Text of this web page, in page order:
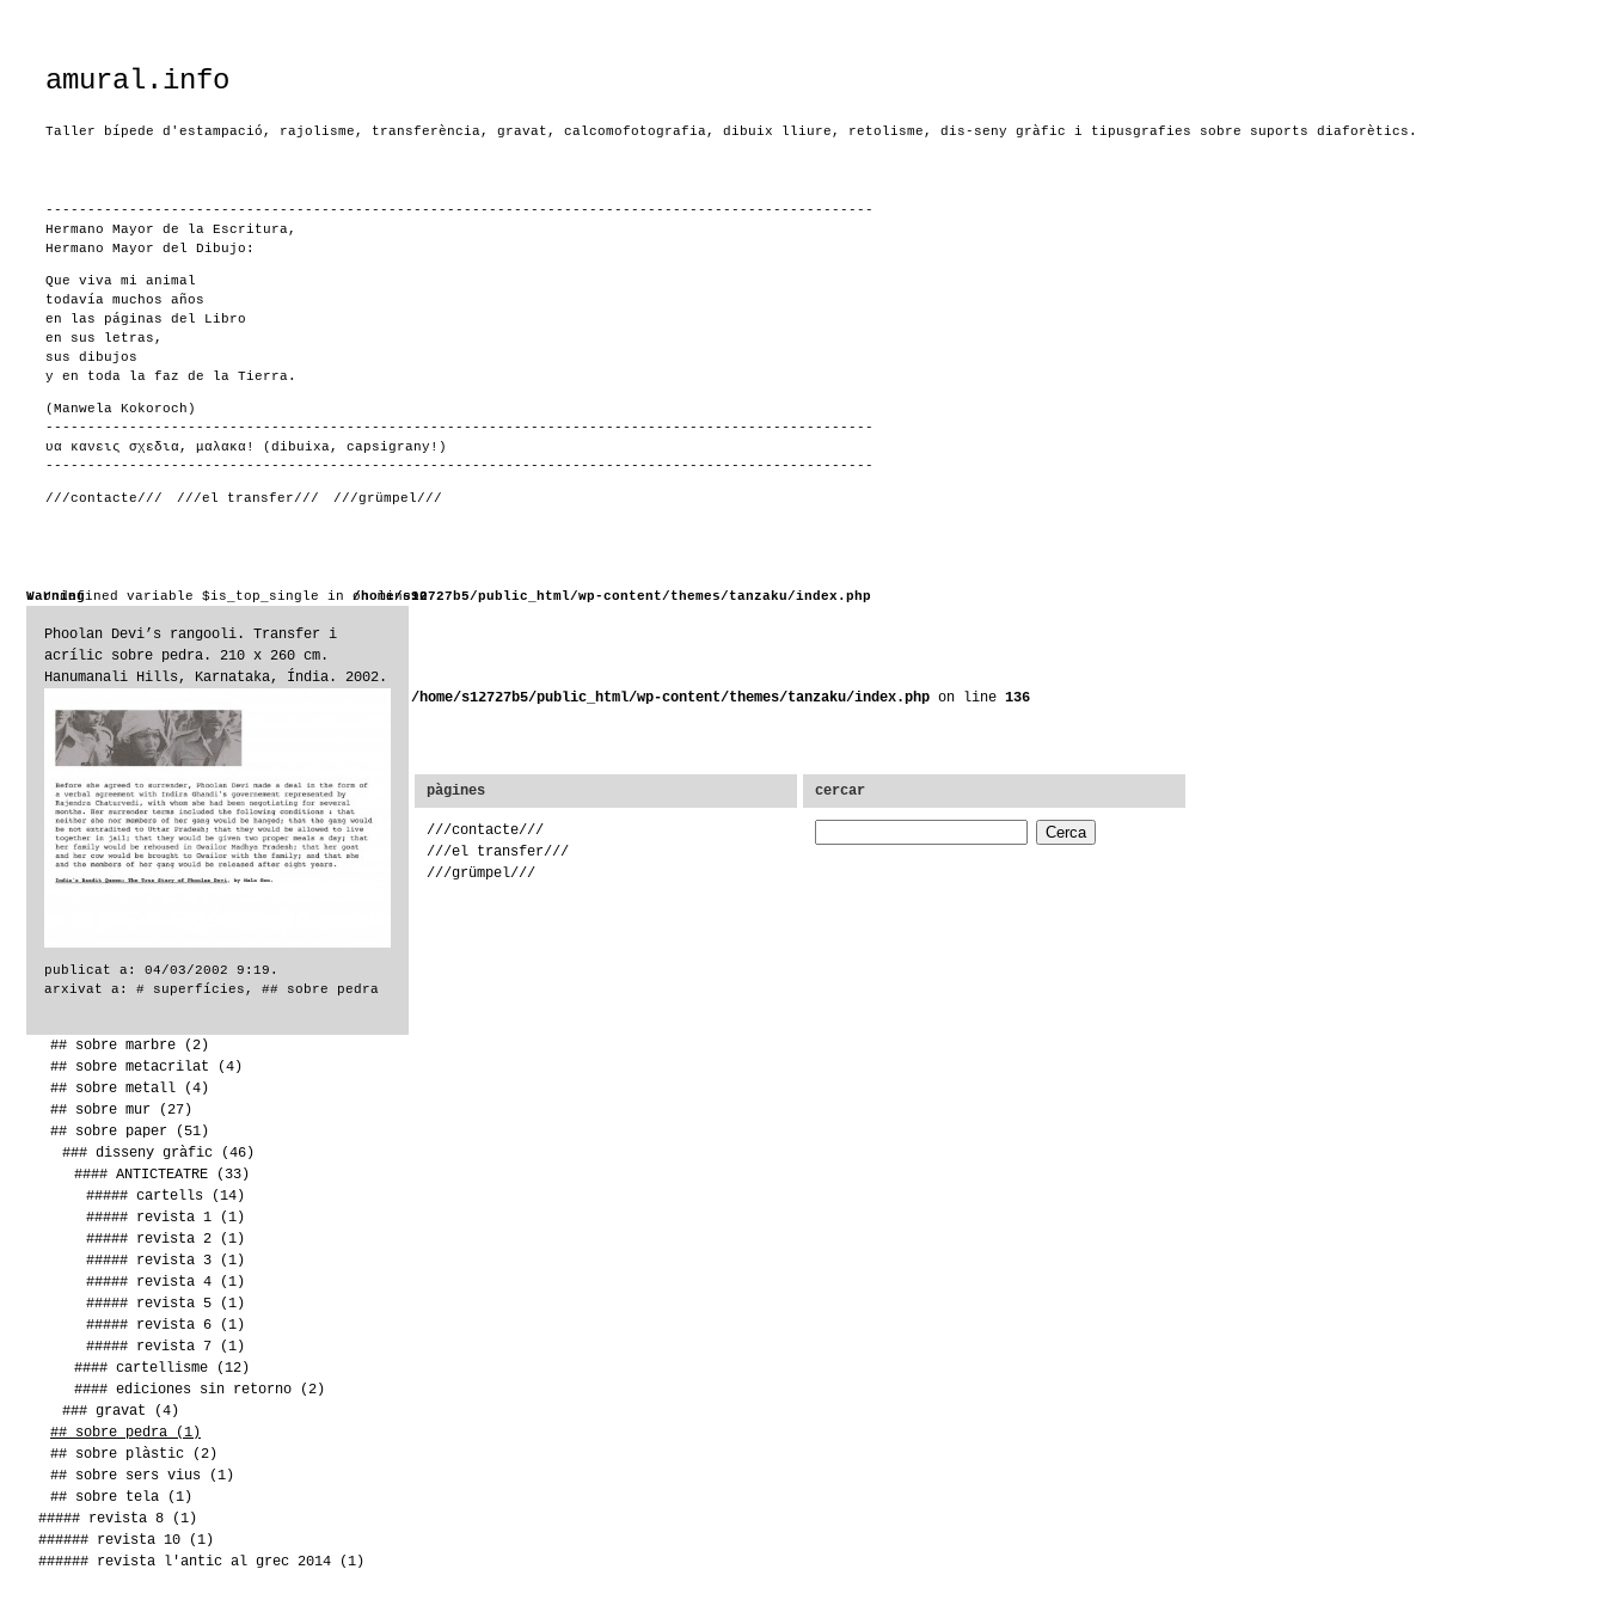
amural.info
Taller bípede d'estampació, rajolisme, transferència, gravat, calcomofotografia, dibuix lliure, retolisme, dis-seny gràfic i tipusgrafies sobre suports diaforètics.
---------------------------------------------------------------------------------------------------
Hermano Mayor de la Escritura,
Hermano Mayor del Dibujo:
Que viva mi animal
todavía muchos años
en las páginas del Libro
en sus letras,
sus dibujos
y en toda la faz de la Tierra.
(Manwela Kokoroch)
---------------------------------------------------------------------------------------------------
υα κανεις σχεδια, μαλακα! (dibuixa, capsigrany!)
---------------------------------------------------------------------------------------------------
///contacte/// ///el transfer/// ///grümpel///
Warning
: Undefined variable $is_top_single in /home/s12727b5/public_html/wp-content/themes/tanzaku/index.php
on line90
Phoolan Devi’s rangooli. Transfer i
acrílic sobre pedra. 210 x 260 cm.
Hanumanali Hills, Karnataka, Índia. 2002.
publicat a: 04/03/2002 9:19.
arxivat a: # superfícies , ## sobre pedra
/home/s12727b5/public_html/wp-content/themes/tanzaku/index.php on line 136
categories
# superfícies (143)
## sobre asfalt(3)
## sobre canyes
## sobre DM(2)
## sobre marbre (2)
## sobre metacrilat (4)
## sobre metall (4)
## sobre mur (27)
## sobre paper (51)
### disseny gràfic (46)
#### ANTICTEATRE (33)
##### cartells (14)
##### revista 1 (1)
##### revista 2 (1)
##### revista 3 (1)
##### revista 4 (1)
##### revista 5 (1)
##### revista 6 (1)
##### revista 7 (1)
#### cartellisme (12)
#### ediciones sin retorno (2)
### gravat (4)
## sobre pedra (1)
## sobre plàstic (2)
## sobre sers vius (1)
## sobre tela (1)
##### revista 8 (1)
###### revista 10 (1)
###### revista l'antic al grec 2014 (1)
pàgines
///contacte///
///el transfer///
///grümpel///
cercar